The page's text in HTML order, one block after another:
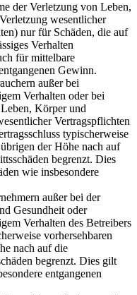
der Verletzung von Leben,
wesentlicher
nur für Schäden, die auf
Verhalten
für mittelbare
Gewinn.
außer bei
Verhalten oder bei
Körper und
Vertragspflichten
typischerweise
der Höhe nach auf
begrenzt. Dies
wie insbesondere
außer bei der
Gesundheit oder
Verhalten des Betreibers
vorhersehbaren
nach auf die
begrenzt. Dies gilt
entgangenen